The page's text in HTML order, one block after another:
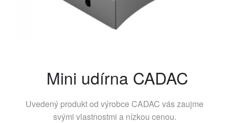
Mini udírna CADAC
Uvedený produkt od výrobce CADAC vás zaujme
svými vlastnostmi a nízkou cenou.